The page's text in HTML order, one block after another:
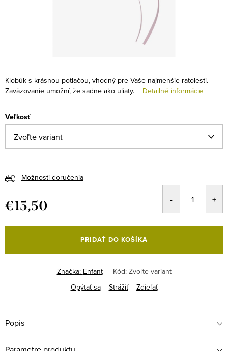
Klobúk s krásnou potlačou, vhodný pre Vaše najmenšie ratolesti.
Zaväzovanie umožní, že sadne ako uliaty.
Detailné informácie
Veľkosť
Možnosti doručenia
€15,50
cena:
PRIDAŤ DO KOŠÍKA
Značka: Enfant Kód: Zvoľte variant
Opýtať sa
Strážiť Zdieľať
Popis